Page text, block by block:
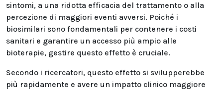
sintomi, a una ridotta efficacia del trattamento o alla
percezione di maggiori eventi avversi. Poiché i
biosimilari sono fondamentali per contenere i costi
sanitari e garantire un accesso più ampio alle
bioterapie, gestire questo effetto è cruciale.
Secondo i ricercatori, questo effetto si svilupperebbe
più rapidamente e avere un impatto clinico maggiore